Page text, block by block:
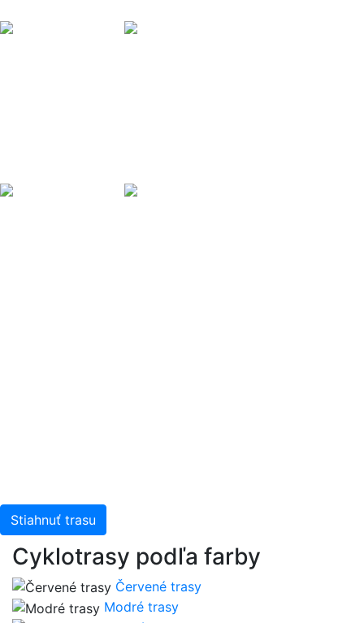
Stiahnuť trasu
Cyklotrasy podľa farby
Červené trasy
Modré trasy